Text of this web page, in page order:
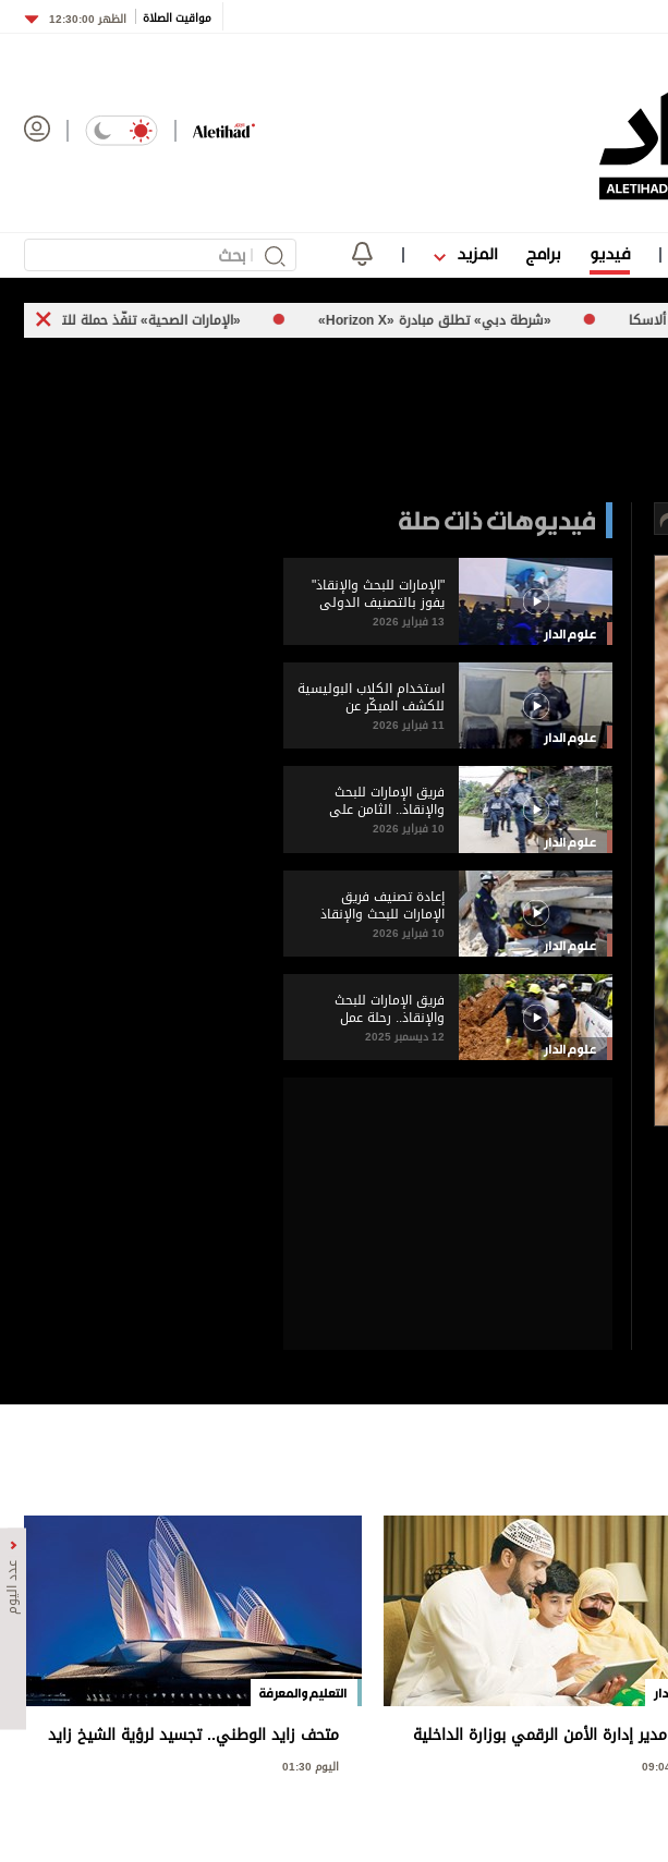
مواقيت الصلاة الظهر 12:30:00
فيديو برامج المزيد
«شرطة دبي» تطلق مبادرة «Horizon X» «الإمارات الصحية» تنفّذ حملة للتوعية بسرطان الجلد
عدد اليوم
فيديوهات ذات صلة
علوم الدار
"الإمارات للبحث والإنقاذ"
يفوز بالتصنيف الدولي
لفئة المستوى الثقيل
13 فبراير 2026
علوم الدار
استخدام الكلاب البوليسية
للكشف المبكّر عن
المصابين
11 فبراير 2026
علوم الدار
فريق الإمارات للبحث
والإنقاذ.. الثامن على
مستوى العالم
10 فبراير 2026
علوم الدار
إعادة تصنيف فريق
الإمارات للبحث والإنقاذ
لـ"فئة الثقيل"
10 فبراير 2026
علوم الدار
فريق الإمارات للبحث
والإنقاذ.. رحلة عمل
وإخلاص لا تنتهي
12 ديسمبر 2025
إدارة الأمن الرقمي بوزارة الداخلية
سبّاقة في تدشين منظومة
لـ«السلامة الرقمية» للطفولة
التعليم والمعرفة
متحف زايد الوطني.. تجسيد لرؤية الشيخ زايد
وإرثه الوطني
اليوم 01:30